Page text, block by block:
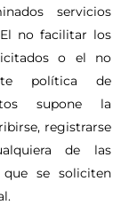
servicios
no facilitar los
o el no
política de
supone la
registrarse
de las
se soliciten